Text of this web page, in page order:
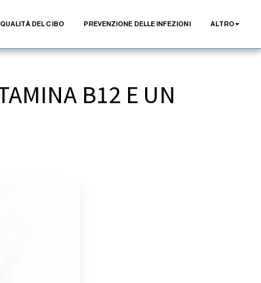
QUALITÀ DEL CIBO PREVENZIONE DELLE INFEZIONI ALTRO
B12 E UN